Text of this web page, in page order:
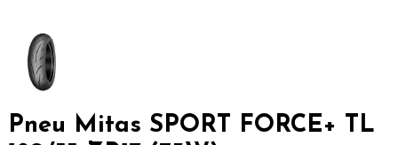
Pneu Mitas SPORT FORCE+ TL